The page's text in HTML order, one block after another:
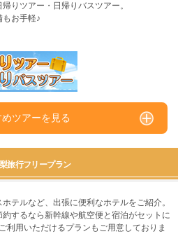
りツアー・日帰りバスツアー。
お手軽♪
めツアーを見る
旅行フリープラン
テルなど、出張に便利なホテルをご紹介。
するなら新幹線や航空便と宿泊がセットに
利用いただけるプランもご用意しておりま